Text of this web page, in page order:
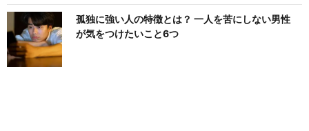
孤独に強い人の特徴とは？ 一人を苦にしない男性
が気をつけたいこと6つ